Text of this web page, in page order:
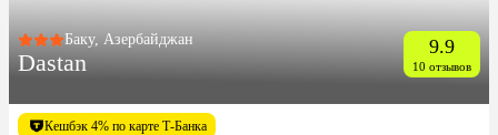
Баку, Азербайджан
Dastan
9.9
10 отзывов
Кешбэк 4% по карте Т-Банка